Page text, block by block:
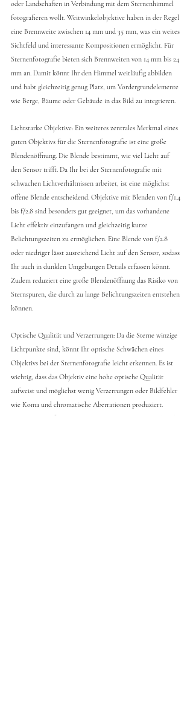
oder Landschaften in Verbindung mit dem Sternenhimmel
fotografieren wollt. Weitwinkelobjektive haben in der Regel
eine Brennweite zwischen 14 mm und 35 mm, was ein weites
Sichtfeld und interessante Kompositionen ermöglicht. Für
Sternenfotografie bieten sich Brennweiten von 14 mm bis 24
mm an. Damit könnt Ihr den Himmel weitläufig abbilden
und habt gleichzeitig genug Platz, um Vordergrundelemente
wie Berge, Bäume oder Gebäude in das Bild zu integrieren.
Lichtstarke Objektive: Ein weiteres zentrales Merkmal eines
guten Objektivs für die Sternenfotografie ist eine große
Blendenöffnung. Die Blende bestimmt, wie viel Licht auf
den Sensor trifft. Da Ihr bei der Sternenfotografie mit
schwachen Lichtverhältnissen arbeitet, ist eine möglichst
offene Blende entscheidend. Objektive mit Blenden von f/1.4
bis f/2.8 sind besonders gut geeignet, um das vorhandene
Licht effektiv einzufangen und gleichzeitig kurze
Belichtungszeiten zu ermöglichen. Eine Blende von f/2.8
oder niedriger lässt ausreichend Licht auf den Sensor, sodass
Ihr auch in dunklen Umgebungen Details erfassen könnt.
Zudem reduziert eine große Blendenöffnung das Risiko von
Sternspuren, die durch zu lange Belichtungszeiten entstehen
können.
Optische Qualität und Verzerrungen: Da die Sterne winzige
Lichtpunkte sind, könnt Ihr optische Schwächen eines
Objektivs bei der Sternenfotografie leicht erkennen. Es ist
wichtig, dass das Objektiv eine hohe optische Qualität
aufweist und möglichst wenig Verzerrungen oder Bildfehler
wie Koma und chromatische Aberrationen produziert.